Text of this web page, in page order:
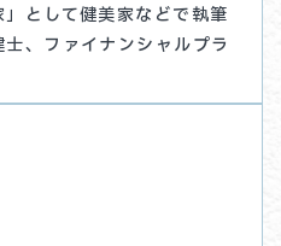
として健美家などで執筆
、ファイナンシャルプラ